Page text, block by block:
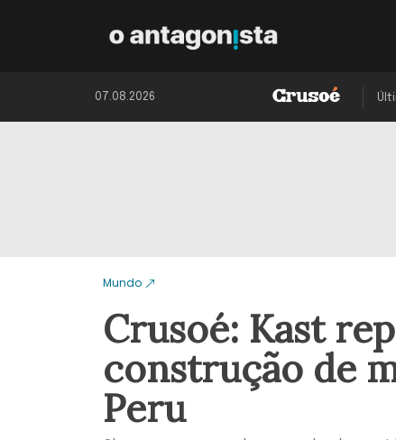
07.08.2026
Mundo
Crusoé: Kast
construção de
Peru